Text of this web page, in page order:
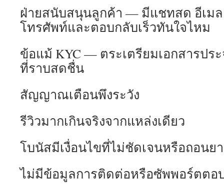
ฝ่ายสนับสนุนลูกค้า — มีแชทสด อีเม
โทรศัพท์และตอบกลับเร็วทันใจไหม
ข้อแม้ KYC — ตระเตรียมเอกสารปร
ที่ราบสดชื่น
สัญญาณเตือนพึงระวัง
รีวิวมากเกินจริงจากแหล่งเดียว
โบนัสมีเงื่อนไขที่ไม่ชัดเจนหรือถอนย
ไม่มีข้อมูลการติดต่อหรือซัพพอร์ตตอ